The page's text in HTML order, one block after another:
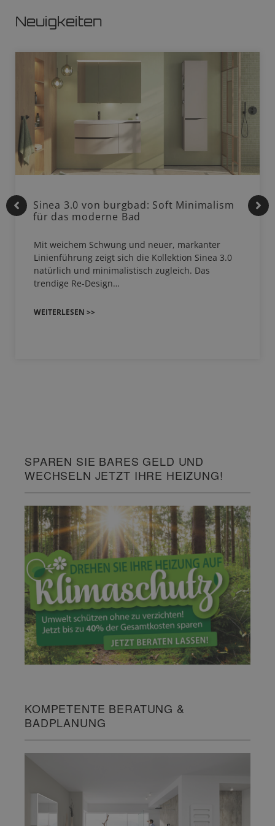
Neuigkeiten
Sinea 3.0 von burgbad: Soft Minimalism
für das moderne Bad
Mit weichem Schwung und neuer, markanter
Linienführung zeigt sich die Kollektion Sinea 3.0
natürlich und minimalistisch zugleich. Das
trendige Re-Design…
WEITERLESEN >>
SPAREN SIE BARES GELD UND
WECHSELN JETZT IHRE HEIZUNG!
KOMPETENTE BERATUNG &
BADPLANUNG